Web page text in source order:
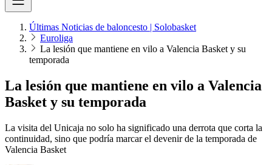
Últimas Noticias de baloncesto | Solobasket
Euroliga
La lesión que mantiene en vilo a Valencia Basket y su
temporada
La lesión que mantiene en vilo a Valencia
Basket y su temporada
La visita del Unicaja no solo ha significado una derrota que corta la
continuidad, sino que podría marcar el devenir de la temporada de
Valencia Basket